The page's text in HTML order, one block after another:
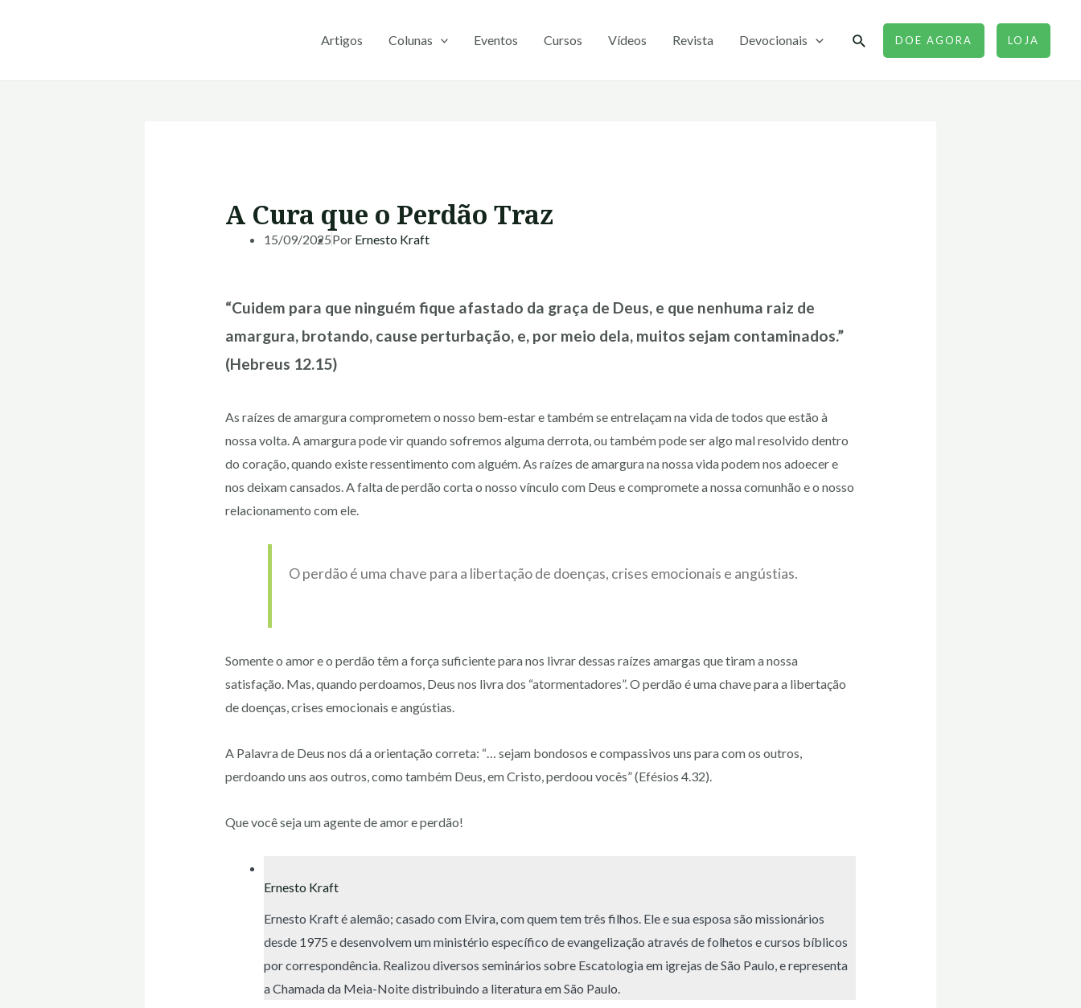
Artigos Colunas Eventos Cursos Vídeos Revista Devocionais PesquisarDOE AGORA LOJA
A Cura que o Perdão Traz
15/09/2025Por Ernesto Kraft
“Cuidem para que ninguém fique afastado da graça de Deus, e que nenhuma raiz de
amargura, brotando, cause perturbação, e, por meio dela, muitos sejam contaminados.”
(Hebreus 12.15)
As raízes de amargura comprometem o nosso bem-estar e também se entrelaçam na vida de todos que estão à
nossa volta. A amargura pode vir quando sofremos alguma derrota, ou também pode ser algo mal resolvido dentro
do coração, quando existe ressentimento com alguém. As raízes de amargura na nossa vida podem nos adoecer e
nos deixam cansados. A falta de perdão corta o nosso vínculo com Deus e compromete a nossa comunhão e o nosso
relacionamento com ele.
O perdão é uma chave para a libertação de doenças, crises emocionais e angústias.
Somente o amor e o perdão têm a força suficiente para nos livrar dessas raízes amargas que tiram a nossa
satisfação. Mas, quando perdoamos, Deus nos livra dos “atormentadores”. O perdão é uma chave para a libertação
de doenças, crises emocionais e angústias.
A Palavra de Deus nos dá a orientação correta: “… sejam bondosos e compassivos uns para com os outros,
perdoando uns aos outros, como também Deus, em Cristo, perdoou vocês” (Efésios 4.32).
Que você seja um agente de amor e perdão!
Ernesto Kraft
Ernesto Kraft é alemão; casado com Elvira, com quem tem três filhos. Ele e sua esposa são missionários
desde 1975 e desenvolvem um ministério específico de evangelização através de folhetos e cursos bíblicos
por correspondência. Realizou diversos seminários sobre Escatologia em igrejas de São Paulo, e representa
a Chamada da Meia-Noite distribuindo a literatura em São Paulo.